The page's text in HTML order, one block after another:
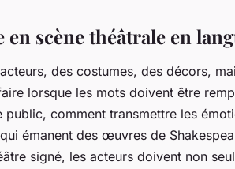
en scène théâtrale en
des costumes, des décors,
lorsque les mots doivent être
comment transmettre les
émanent des œuvres de
signé, les acteurs doivent non